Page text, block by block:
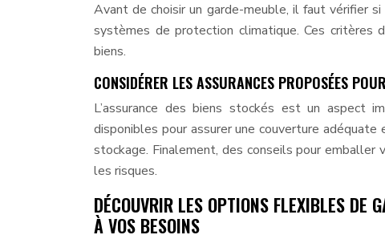
Avant de choisir un garde-meuble, il faut vérifier
systèmes de protection climatique. Ces critères
biens.
CONSIDÉRER LES ASSURANCES PROPOSÉES
L’assurance des biens stockés est un aspect
disponibles pour assurer une couverture
stockage. Finalement, des conseils pour
les risques.
DÉCOUVRIR LES OPTIONS FLEXIBLES DE
À VOS BESOINS